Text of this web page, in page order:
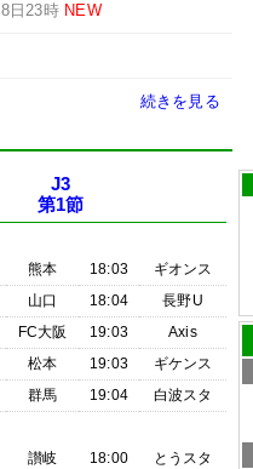
8日23時 NEW
続きを見る
J3
第1節
熊本 18:03
ギオンス
山口 18:04
長野U
FC大阪 19:03
Axis
松本 19:03
ギケンス
群馬 19:04
白波スタ
讃岐 18:00
とうスタ